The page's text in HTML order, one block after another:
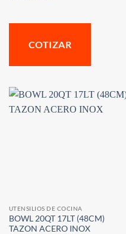
COTIZAR
UTENSILIOS DE COCINA
BOWL 20QT 17LT (48CM)
TAZON ACERO INOX